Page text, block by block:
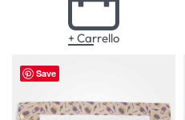
+ Carrello
Save